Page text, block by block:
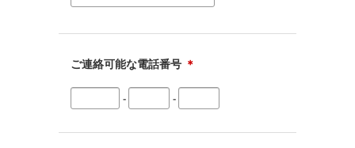
ご連絡可能な電話番号 ＊
- -